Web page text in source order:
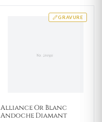
GRAVURE
Alliance Or Blanc
Andoche Diamant